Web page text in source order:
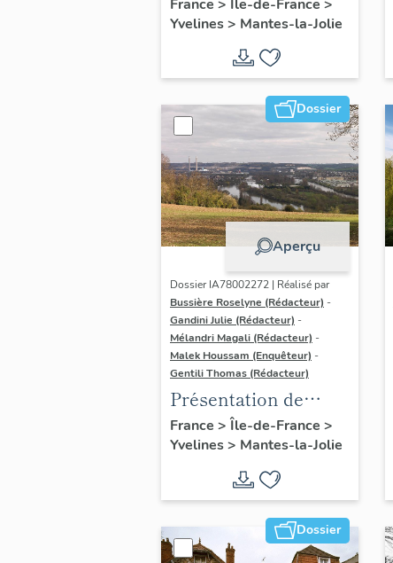
France > Île-de-France >
Yvelines> Mantes-la-Jolie
Dossier
Aperçu
Dossier IA78002272 | Réalisé par
Bussière Roselyne (Rédacteur) -
Gandini Julie (Rédacteur) -
Mélandri Magali (Rédacteur) -
Malek Houssam (Enquêteur) -
Gentili Thomas (Rédacteur)
Présentation de
l'étude
France > Île-de-France >
Yvelines> Mantes-la-Jolie
Dossier